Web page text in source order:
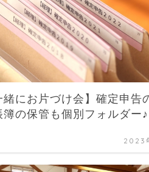
緒にお片づけ会】確定申告
簿の保管も個別フォルダー♪
2023